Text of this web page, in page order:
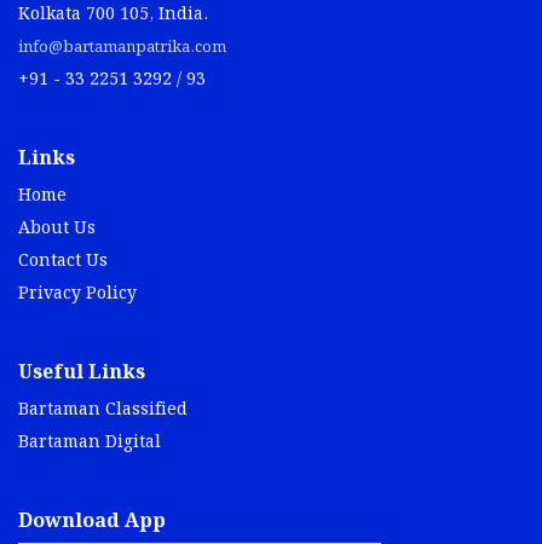
Kolkata 700 105, India.
info@bartamanpatrika.com
+91 - 33 2251 3292 / 93
Links
Home
About Us
Contact Us
Privacy Policy
Useful Links
Bartaman Classified
Bartaman Digital
Download App